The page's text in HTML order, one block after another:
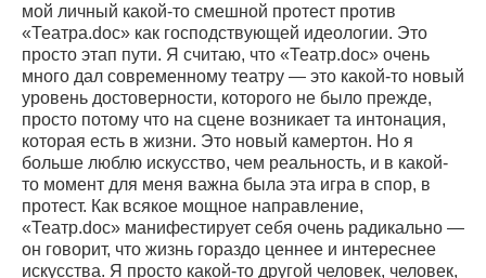
мой личный какой-то смешной протест против
«Театра.doc» как господствующей идеологии. Это
просто этап пути. Я считаю, что «Театр.doc» очень
много дал современному театру — это какой-то новый
уровень достоверности, которого не было прежде,
просто потому что на сцене возникает та интонация,
которая есть в жизни. Это новый камертон. Но я
больше люблю искусство, чем реальность, и в какой-
то момент для меня важна была эта игра в спор, в
протест. Как всякое мощное направление,
«Театр.doc» манифестирует себя очень радикально —
он говорит, что жизнь гораздо ценнее и интереснее
искусства. Я просто какой-то другой человек, человек,